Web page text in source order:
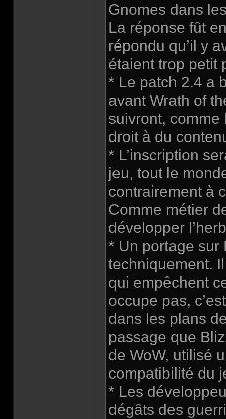
Gnomes dans
La réponse fût
répondu qu’il y
étaient trop petit
* Le patch 2.4 a
avant Wrath of
suivront, comme
droit à du
* L’inscription
jeu, tout le
contrairement à
Comme métier
développer
* Un portage sur
techniquement.
qui empêchent
occupe pas,
dans les plans
passage que
de WoW, utilisé
compatibilité du
* Les
dégâts des